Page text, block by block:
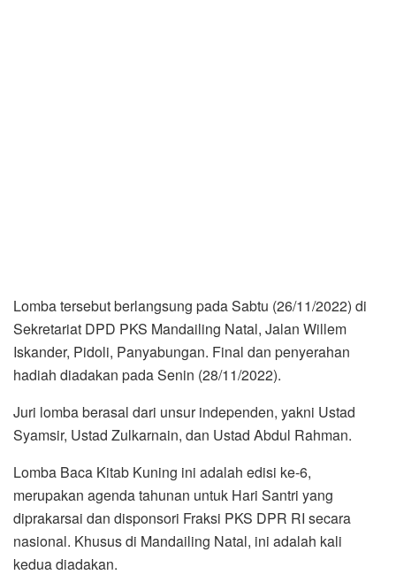
Lomba tersebut berlangsung pada Sabtu (26/11/2022) di
Sekretariat DPD PKS Mandailing Natal, Jalan Willem
Iskander, Pidoli, Panyabungan. Final dan penyerahan
hadiah diadakan pada Senin (28/11/2022).
Juri lomba berasal dari unsur independen, yakni Ustad
Syamsir, Ustad Zulkarnain, dan Ustad Abdul Rahman.
Lomba Baca Kitab Kuning ini adalah edisi ke-6,
merupakan agenda tahunan untuk Hari Santri yang
diprakarsai dan disponsori Fraksi PKS DPR RI secara
nasional. Khusus di Mandailing Natal, ini adalah kali
kedua diadakan.